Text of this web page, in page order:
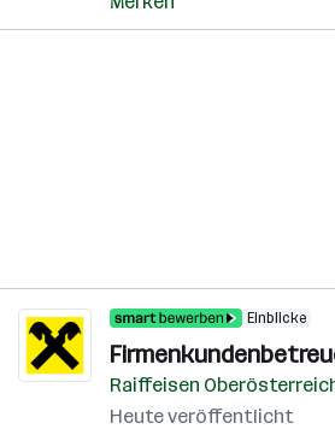
Einblicke
Raiffeisen
Heute veröffentlicht